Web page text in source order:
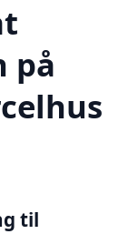
på
til